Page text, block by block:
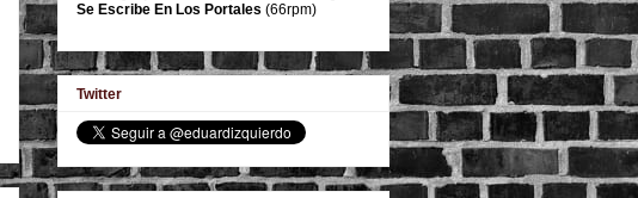
Se Escribe En Los Portales (66rpm)
Twitter